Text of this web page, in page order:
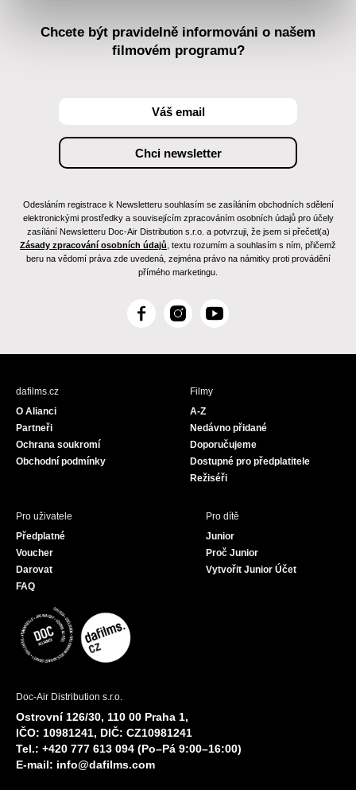
Chcete být pravidelně informováni o našem
filmovém programu?
Odesláním registrace k Newsletteru souhlasím se zasíláním obchodních sdělení
elektronickými prostředky a souvisejícím zpracováním osobních údajů pro účely
zasílání Newsletteru Doc-Air Distribution s.r.o. a potvrzuji, že jsem si přečetl(a)
Zásady zpracování osobních údajů , textu rozumím a souhlasím s ním, přičemž
beru na vědomí práva zde uvedená, zejména právo na námitky proti provádění
přímého marketingu.
F
c
I
s
Y
u
dafilms.cz
O Alianci
Partneři
Ochrana soukromí
Obchodní podmínky
Filmy
A-Z
Nedávno přidané
Doporučujeme
Dostupné pro předplatitele
Režiséři
Pro uživatele
Předplatné
Voucher
Darovat
FAQ
Pro dítě
Junior
Proč Junior
Vytvořit Junior Účet
Doc-Air Distribution s.r.o.
Ostrovní 126/30, 110 00 Praha 1,
IČO: 10981241, DIČ: CZ10981241
Tel.: +420 777 613 094 (Po–Pá 9:00–16:00)
E-mail: info@dafilms.com